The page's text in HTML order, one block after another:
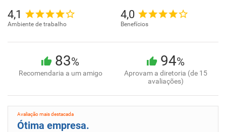
prestado. Atendimento personalizado e Inovação.
segurança, desenvolvendo relacionamento de forma ética
e oferecendo soluções inovadoras aos clientes.
4,1
Ambiente de trabalho
4,0
Benefícios
83%
Recomendaria a um amigo
94%
Aprovam a diretoria (de 15
avaliações)
Avaliação mais destacada
Ótima empresa.